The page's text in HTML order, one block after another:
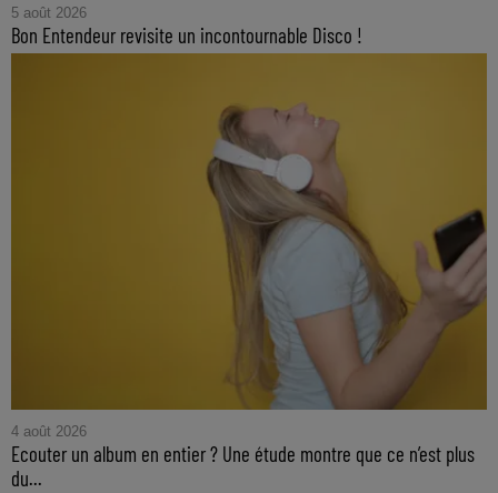
5 août 2026
Bon Entendeur revisite un incontournable Disco !
4 août 2026
Ecouter un album en entier ? Une étude montre que ce n’est plus
du...